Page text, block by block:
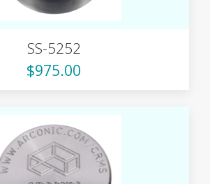
SS-5252
$975.00